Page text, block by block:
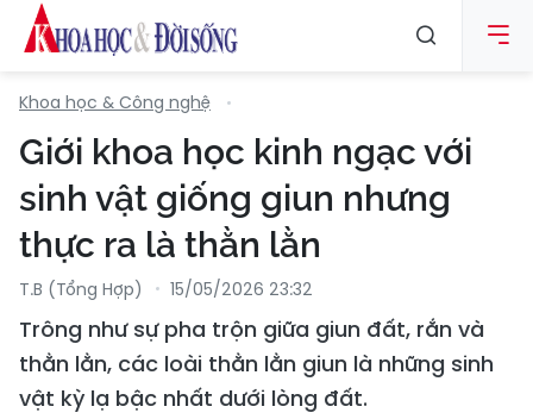
Khoa học & Công nghệ
Giới khoa học kinh ngạc với
sinh vật giống giun nhưng
thực ra là thằn lằn
T.B (tổng Hợp) 15/05/2026 23:32
Trông như sự pha trộn giữa giun đất, rắn và
thằn lằn, các loài thằn lằn giun là những sinh
vật kỳ lạ bậc nhất dưới lòng đất.